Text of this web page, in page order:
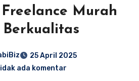
Murah
25 April 2025
ada komentar